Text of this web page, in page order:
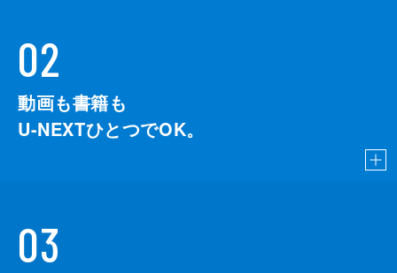
02
動画も書籍も
U-NEXTひとつでOK。
03